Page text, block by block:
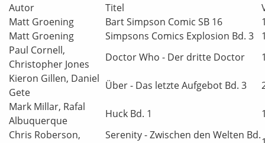
Autor Titel
Matt Groening
Bart Simpson Comic SB 16
Matt Groening
Simpsons Comics Explosion Bd. 3
Paul Cornell,
Christopher Jones
Doctor Who - Der dritte Doctor
Kieron Gillen, Daniel
Gete
Über - Das letzte Aufgebot Bd. 3
Mark Millar, Rafal
Albuquerque
Huck Bd. 1
Chris Roberson,
Serenity - Zwischen den Welten Bd.